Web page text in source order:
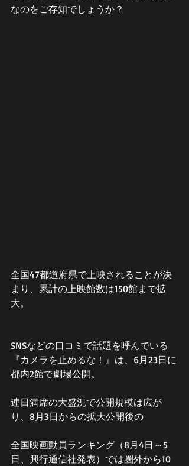
なのをご存知でしょうか？
全国47都道府県で上映されることが決
まり、累計の上映館数は150館まで拡
大。
SNSなどの口コミで話題を呼んでいる
『カメラを止めるな！』は、6月23日に
都内2館で劇場公開。
連日満席の大盛況で公開規模は広が
り、8月3日からの拡大公開後の
全国映画動員ランキング（8月4日～5
日、興行通信社発表）では圏外から10